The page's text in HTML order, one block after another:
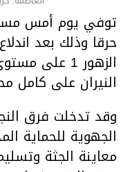
حرقا وذلك بعد
الزهور 1
النيران على كامل
وقد تدخلت فرق
الجهوية للحماية
معاينة الجثة